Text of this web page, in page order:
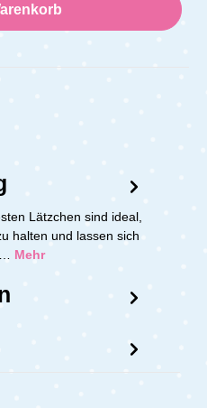
Lätzchen sind ideal,
halten und lassen sich
Mehr